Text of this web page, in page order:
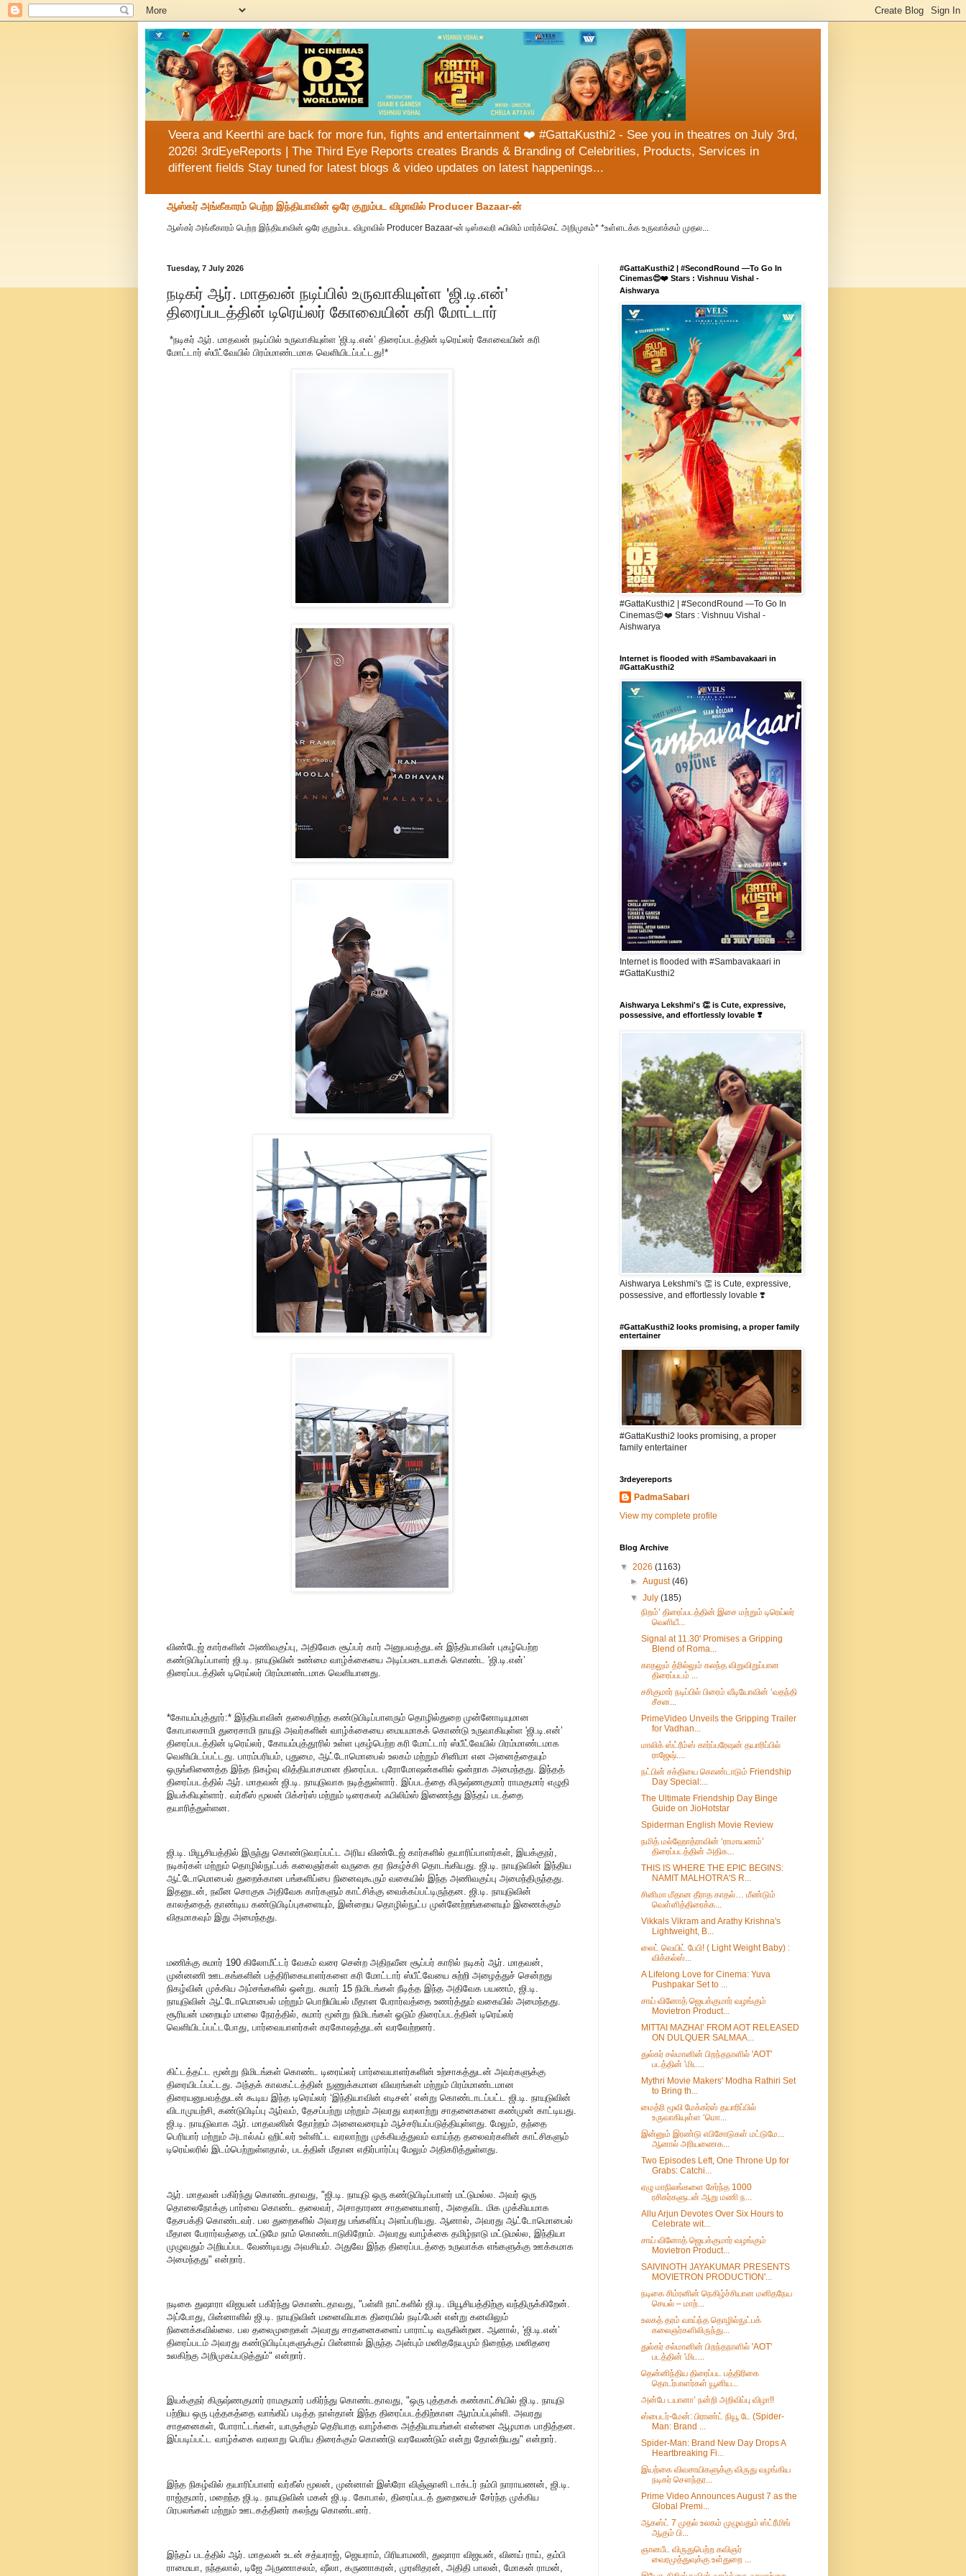
Veera and Keerthi are back for more fun, fights and entertainment ❤️ #GattaKusthi2 - See you in theatres on July 3rd,
2026! 3rdEyeReports | The Third Eye Reports creates Brands & Branding of Celebrities, Products, Services in
different fields Stay tuned for latest blogs & video updates on latest happenings...
ஆஸ்கர் அங்கீகாரம் பெற்ற இந்தியாவின் ஒரே குறும்பட விழாவில் Producer Bazaar-ன்
ஆஸ்கர் அங்கீகாரம் பெற்ற இந்தியாவின் ஒரே குறும்பட விழாவில் Producer Bazaar-ன் டிஸ்கவரி ஃபிலிம் மார்க்கெட் அறிமுகம்* *உள்ளடக்க உருவாக்கம் முதல...
Tuesday, 7 July 2026
நடிகர் ஆர். மாதவன் நடிப்பில் உருவாகியுள்ள 'ஜி.டி.என்’
திரைப்படத்தின் டிரெய்லர் கோவையின் கரி மோட்டார்
*நடிகர் ஆர். மாதவன் நடிப்பில் உருவாகியுள்ள 'ஜி.டி.என்’ திரைப்படத்தின் டிரெய்லர் கோவையின் கரி
மோட்டார் ஸ்பீட்வேயில் பிரம்மாண்டமாக வெளியிடப்பட்டது!*
விண்டேஜ் கார்களின் அணிவகுப்பு, அதிவேக சூப்பர் கார் அனுபவத்துடன் இந்தியாவின் புகழ்பெற்ற
கண்டுபிடிப்பாளர் ஜி.டி. நாயுடுவின் உண்மை வாழ்க்கையை அடிப்படையாகக் கொண்ட 'ஜி.டி.என்’
திரைப்படத்தின் டிரெய்லர் பிரம்மாண்டமாக வெளியானது.
*கோயம்புத்தூர்:* இந்தியாவின் தலைசிறந்த கண்டுபிடிப்பாளரும் தொழில்துறை முன்னோடியுமான
கோபாலசாமி துரைசாமி நாயுடு அவர்களின் வாழ்க்கையை மையமாகக் கொண்டு உருவாகியுள்ள 'ஜி.டி.என்’
திரைப்படத்தின் டிரெய்லர், கோயம்புத்தூரில் உள்ள புகழ்பெற்ற கரி மோட்டார் ஸ்பீட்வேயில் பிரம்மாண்டமாக
வெளியிடப்பட்டது. பாரம்பரியம், புதுமை, ஆட்டோமொபைல் உலகம் மற்றும் சினிமா என அனைத்தையும்
ஒருங்கிணைத்த இந்த நிகழ்வு வித்தியாசமான திரைப்பட புரோமோஷன்களில் ஒன்றாக அமைந்தது. இந்தத்
திரைப்படத்தில் ஆர். மாதவன் ஜி.டி. நாயுடுவாக நடித்துள்ளார். இப்படத்தை கிருஷ்ணகுமார் ராமகுமார் எழுதி
இயக்கியுள்ளார். வர்கீஸ் மூலன் பிக்சர்ஸ் மற்றும் டிரைகலர் ஃபிலிம்ஸ் இணைந்து இந்தப் படத்தை
தயாரித்துள்ளன.
ஜி.டி. மியூசியத்தில் இருந்து கொண்டுவரப்பட்ட அரிய விண்டேஜ் கார்களில் தயாரிப்பாளர்கள், இயக்குநர்,
நடிகர்கள் மற்றும் தொழில்நுட்பக் கலைஞர்கள் வருகை தர நிகழ்ச்சி தொடங்கியது. ஜி.டி. நாயுடுவின் இந்திய
ஆட்டோமொபைல் துறைக்கான பங்களிப்பை நினைவுகூரும் வகையில் இந்த அணிவகுப்பு அமைந்திருந்தது.
இதனுடன், நவீன சொகுசு அதிவேக கார்களும் காட்சிக்கு வைக்கப்பட்டிருந்தன. ஜி.டி. நாயுடுவின்
காலத்தைத் தாண்டிய கண்டுபிடிப்புகளையும், இன்றைய தொழில்நுட்ப முன்னேற்றங்களையும் இணைக்கும்
விதமாகவும் இது அமைந்தது.
மணிக்கு சுமார் 190 கிலோமீட்டர் வேகம் வரை சென்ற அதிநவீன சூப்பர் காரில் நடிகர் ஆர். மாதவன்,
முன்னணி ஊடகங்களின் பத்திரிகையாளர்களை கரி மோட்டார் ஸ்பீட்வேயை சுற்றி அழைத்துச் சென்றது
நிகழ்வின் முக்கிய அம்சங்களில் ஒன்று. சுமார் 15 நிமிடங்கள் நீடித்த இந்த அதிவேக பயணம், ஜி.டி.
நாயுடுவின் ஆட்டோமொபைல் மற்றும் பொறியியல் மீதான பேரார்வத்தை உணர்த்தும் வகையில் அமைந்தது.
சூரியன் மறையும் மாலை நேரத்தில், சுமார் மூன்று நிமிடங்கள் ஓடும் திரைப்படத்தின் டிரெய்லர்
வெளியிடப்பட்டபோது, பார்வையாளர்கள் கரகோஷத்துடன் வரவேற்றனர்.
கிட்டத்தட்ட மூன்று நிமிடங்கள் கொண்ட டிரைய்லர் பார்வையாளர்களின் உற்சாகத்துடன் அவர்களுக்கு
திரையிடப்பட்டது. அந்தக் காலகட்டத்தின் நுணுக்கமான விவரங்கள் மற்றும் பிரம்மாண்டமான
திரையனுபவத்துடன் கூடிய இந்த டிரெய்லர் ‘இந்தியாவின் எடிசன்’ என்று கொண்டாடப்பட்ட ஜி.டி. நாயுடுவின்
விடாமுயற்சி, கண்டுபிடிப்பு ஆர்வம், தேசப்பற்று மற்றும் அவரது வரலாற்று சாதனைகளை கண்முன் காட்டியது.
ஜி.டி. நாயுடுவாக ஆர். மாதவனின் தோற்றம் அனைவரையும் ஆச்சரியப்படுத்தியுள்ளது. மேலும், தந்தை
பெரியார் மற்றும் அடால்ஃப் ஹிட்லர் உள்ளிட்ட வரலாற்று முக்கியத்துவம் வாய்ந்த தலைவர்களின் காட்சிகளும்
டிரெய்லரில் இடம்பெற்றுள்ளதால், படத்தின் மீதான எதிர்பார்ப்பு மேலும் அதிகரித்துள்ளது.
ஆர். மாதவன் பகிர்ந்து கொண்டதாவது, "ஜி.டி. நாயுடு ஒரு கண்டுபிடிப்பாளர் மட்டுமல்ல. அவர் ஒரு
தொலைநோக்கு பார்வை கொண்ட தலைவர், அசாதாரண சாதனையாளர், அதைவிட மிக முக்கியமாக
தேசபக்தி கொண்டவர். பல துறைகளில் அவரது பங்களிப்பு அளப்பரியது. ஆனால், அவரது ஆட்டோமொபைல்
மீதான பேரார்வத்தை மட்டுமே நாம் கொண்டாடுகிறோம். அவரது வாழ்க்கை தமிழ்நாடு மட்டுமல்ல, இந்தியா
முழுவதும் அறியப்பட வேண்டியது அவசியம். அதுவே இந்த திரைப்படத்தை உருவாக்க எங்களுக்கு ஊக்கமாக
அமைந்தது" என்றார்.
நடிகை துஷாரா விஜயன் பகிர்ந்து கொண்டதாவது, "பள்ளி நாட்களில் ஜி.டி. மியூசியத்திற்கு வந்திருக்கிறேன்.
அப்போது, பின்னாளில் ஜி.டி. நாயுடுவின் மனைவியாக திரையில் நடிப்பேன் என்று கனவிலும்
நினைக்கவில்லை. பல தலைமுறைகள் அவரது சாதனைகளைப் பாராட்டி வருகின்றன. ஆனால், 'ஜி.டி.என்’
திரைப்படம் அவரது கண்டுபிடிப்புகளுக்குப் பின்னால் இருந்த அன்பும் மனிதநேயமும் நிறைந்த மனிதரை
உலகிற்கு அறிமுகப்படுத்தும்" என்றார்.
இயக்குநர் கிருஷ்ணகுமார் ராமகுமார் பகிர்ந்து கொண்டதாவது, "ஒரு புத்தகக் கண்காட்சியில் ஜி.டி. நாயுடு
பற்றிய ஒரு புத்தகத்தை வாங்கிப் படித்த நாள்தான் இந்த திரைப்படத்திற்கான ஆரம்பப்புள்ளி. அவரது
சாதனைகள், போராட்டங்கள், யாருக்கும் தெரியாத வாழ்க்கை அத்தியாயங்கள் என்னை ஆழமாக பாதித்தன.
இப்படிப்பட்ட வாழ்க்கை வரலாறு பெரிய திரைக்கும் கொண்டு வரவேண்டும் என்று தோன்றியது" என்றார்.
இந்த நிகழ்வில் தயாரிப்பாளர் வர்கீஸ் மூலன், முன்னாள் இஸ்ரோ விஞ்ஞானி டாக்டர் நம்பி நாராயணன், ஜி.டி.
ராஜ்குமார், மறைந்த ஜி.டி. நாயுடுவின் மகன் ஜி.டி. கோபால், திரைப்படத் துறையைச் சேர்ந்த முக்கிய
பிரபலங்கள் மற்றும் ஊடகத்தினர் கலந்து கொண்டனர்.
இந்தப் படத்தில் ஆர். மாதவன் உடன் சத்யராஜ், ஜெயராம், பிரியாமணி, துஷாரா விஜயன், வினய் ராய், தம்பி
ராமையா, நந்தலால், டிஜே அருணாசலம், ஷீலா, கருணாகரன், முரளிதரன், அதிதி பாலன், மோகன் ராமன்,
#GattaKusthi2 | #SecondRound —To Go In
Cinemas😍❤️ Stars : Vishnuu Vishal -
Aishwarya
#GattaKusthi2 | #SecondRound —To Go In
Cinemas😍❤️ Stars : Vishnuu Vishal -
Aishwarya
Internet is flooded with #Sambavakaari in
#GattaKusthi2
Internet is flooded with #Sambavakaari in
#GattaKusthi2
Aishwarya Lekshmi's 👏 is Cute, expressive,
possessive, and effortlessly lovable ❣️
Aishwarya Lekshmi's 👏 is Cute, expressive,
possessive, and effortlessly lovable ❣️
#GattaKusthi2 looks promising, a proper family
entertainer
#GattaKusthi2 looks promising, a proper
family entertainer
3rdeyereports
PadmaSabari
View my complete profile
Blog Archive
▼ 2026 (1163)
►August(46)
▼July(185)
நிறம்’ திரைப்படத்தின் இசை மற்றும் டிரெய்லர்
வெளியீ...
Signal at 11.30' Promises a Gripping
Blend of Roma...
காதலும் த்ரில்லும் கலந்த விறுவிறுப்பான
திரைப்படம் ...
சசிகுமார் நடிப்பில் பிரைம் வீடியோவின் ‘வதந்தி
சீசன...
PrimeVideo Unveils the Gripping Trailer
for Vadhan...
மாலிக் ஸ்ட்ரீம்ஸ் கார்ப்பரேஷன் தயாரிப்பில்
ராஜேஷ்....
நட்பின் சக்தியை கொண்டாடும் Friendship
Day Special:...
The Ultimate Friendship Day Binge
Guide on JioHotstar
Spiderman English Movie Review
நமித் மல்ஹோத்ராவின் ‘ராமாயணம்’
திரைப்படத்தின் அதிக...
THIS IS WHERE THE EPIC BEGINS:
NAMIT MALHOTRA'S R...
சினிமா மீதான தீராத காதல்… மீண்டும்
வெள்ளித்திரைக்க...
Vikkals Vikram and Arathy Krishna's
Lightweight, B...
லைட் வெயிட் பேபி! ( Light Weight Baby) :
விக்கல்ஸ்...
A Lifelong Love for Cinema: Yuva
Pushpakar Set to ...
சாய் வினோத் ஜெயக்குமார் வழங்கும்
Movietron Product...
MITTAI MAZHAI’ FROM AOT RELEASED
ON DULQUER SALMAA...
துல்கர் சல்மானின் பிறந்தநாளில் 'AOT'
படத்தின் 'மிட...
Mythri Movie Makers' Modha Rathiri Set
to Bring th...
மைத்ரி மூவி மேக்கர்ஸ் தயாரிப்பில்
உருவாகியுள்ள ‘மொ...
இன்னும் இரண்டு எபிசோடுகள் மட்டுமே...
ஆனால் அரியணைக...
Two Episodes Left, One Throne Up for
Grabs: Catchi...
ஏழு மாநிலங்களை சேர்ந்த 1000
ரசிகர்களுடன் ஆறு மணி ந...
Allu Arjun Devotes Over Six Hours to
Celebrate wit...
சாய் வினோத் ஜெயக்குமார் வழங்கும்
Movietron Product...
SAIVINOTH JAYAKUMAR PRESENTS
MOVIETRON PRODUCTION'...
நடிகை சிம்ரனின் நெகிழ்ச்சியான மனிதநேய
செயல் – மாற்...
உலகத் தரம் வாய்ந்த தொழில்நுட்பக்
கலைஞர்களிலிருந்து...
துல்கர் சல்மானின் பிறந்தநாளில் 'AOT'
படத்தின் 'மிட...
தென்னிந்திய திரைப்பட பத்திரிகை
தொடர்பாளர்கள் யூனிய...
அன்பே டயானா’ நன்றி அறிவிப்பு விழா!!
ஸ்பைடர்-மேன்: பிராண்ட் நியூ டே (Spider-
Man: Brand ...
Spider-Man: Brand New Day Drops A
Heartbreaking Fi...
இயற்கை விவசாயிகளுக்கு விருது வழங்கிய
நடிகர் சௌந்தர...
Prime Video Announces August 7 as the
Global Premi...
ஆகஸ்ட் 7 முதல் உலகம் முழுவதும் ஸ்ட்ரீமிங்
ஆகும் பி...
ஞானபீட விருதுபெற்ற கவிஞர்
வைரமுத்துவுக்கு உள்துறை ...